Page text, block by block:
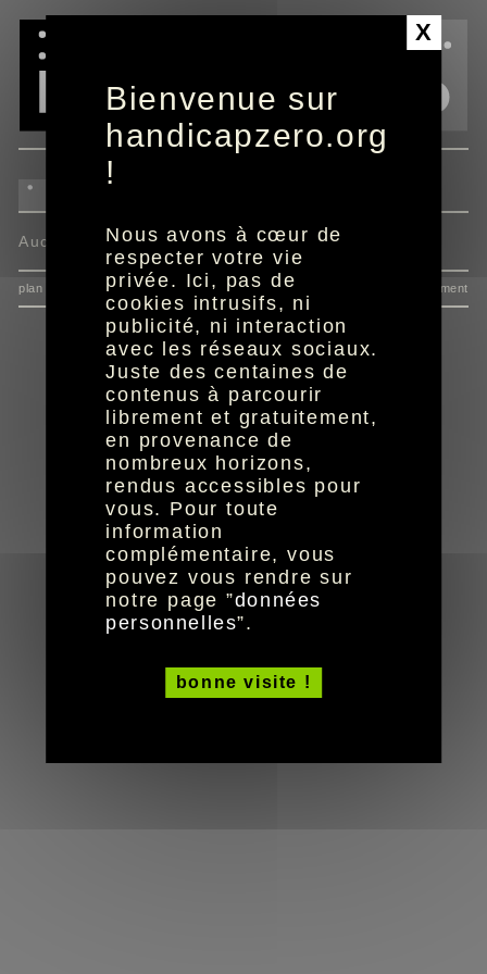
Aucun programme disponible
plan du site données personnelles consentement
© HandiCaPZéro -réalisation aYaline
X
Bienvenue sur
handicapzero.org
!
Nous avons à cœur de
respecter votre vie
privée. Ici, pas de
cookies intrusifs, ni
publicité, ni interaction
avec les réseaux sociaux.
Juste des centaines de
contenus à parcourir
librement et gratuitement,
en provenance de
nombreux horizons,
rendus accessibles pour
vous. Pour toute
information
complémentaire, vous
pouvez vous rendre sur
notre page ”données
personnelles”.
bonne visite !